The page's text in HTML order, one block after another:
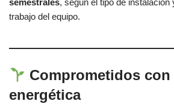
semestrales, según el tipo de instalación
trabajo del equipo.
Comprometidos
energética